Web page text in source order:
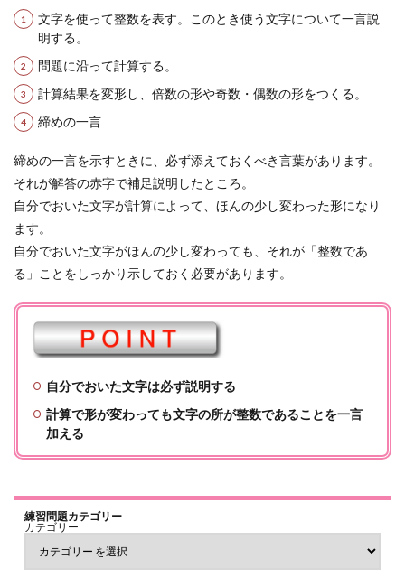
文字を使って整数を表す。このとき使う文字について一言説
明する。
問題に沿って計算する。
計算結果を変形し、倍数の形や奇数・偶数の形をつくる。
締めの一言
締めの一言を示すときに、必ず添えておくべき言葉があります。
それが解答の赤字で補足説明したところ。
自分でおいた文字が計算によって、ほんの少し変わった形になり
ます。
自分でおいた文字がほんの少し変わっても、それが「整数であ
る」ことをしっかり示しておく必要があります。
自分でおいた文字は必ず説明する
計算で形が変わっても文字の所が整数であることを一言
加える
練習問題カテゴリー
カテゴリー